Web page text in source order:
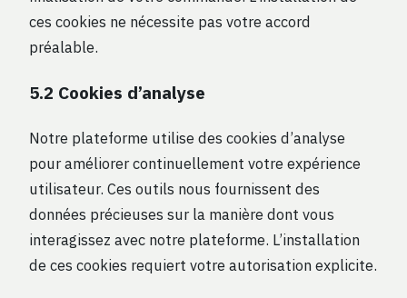
ces cookies ne nécessite pas votre accord
préalable.
5.2 Cookies d’analyse
Notre plateforme utilise des cookies d’analyse
pour améliorer continuellement votre expérience
utilisateur. Ces outils nous fournissent des
données précieuses sur la manière dont vous
interagissez avec notre plateforme. L’installation
de ces cookies requiert votre autorisation explicite.